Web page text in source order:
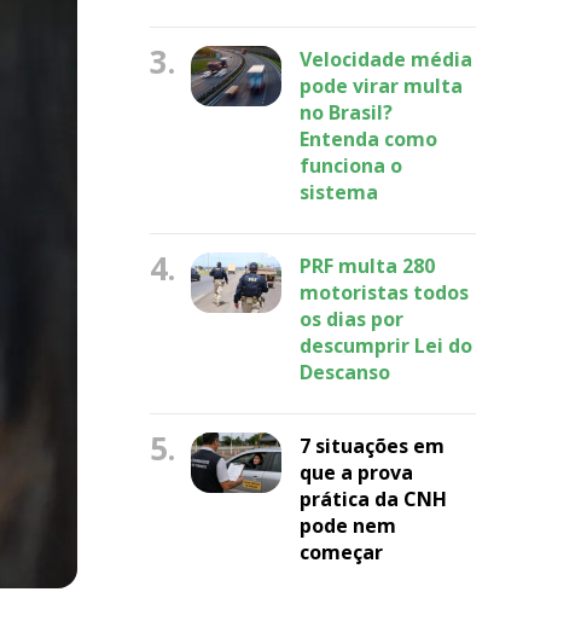
3.
Velocidade média
pode virar multa
no Brasil?
Entenda como
funciona o
sistema
4.
PRF multa 280
motoristas todos
os dias por
descumprir Lei do
Descanso
5.
7 situações em
que a prova
prática da CNH
pode nem
começar